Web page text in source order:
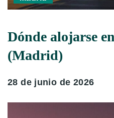
Dónde alojarse
(Madrid)
28 de junio de 2026